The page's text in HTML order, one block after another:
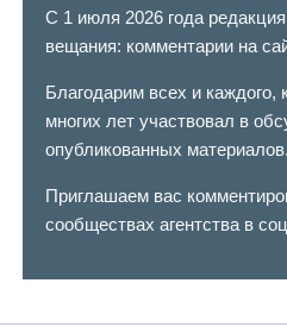
С 1 июля 2026 года
вещания: комментарии на
Благодарим всех и каждого,
многих лет участвовал в
опубликованных материалов.
Приглашаем вас
сообществах агентства в